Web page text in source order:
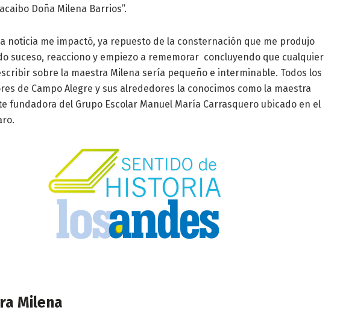
Doña Milena Barrios”.
noticia me impactó, ya repuesto de la consternación que me produjo
suceso, reacciono y empiezo a rememorar concluyendo que cualquier
sobre la maestra Milena sería pequeño e interminable. Todos los
de Campo Alegre y sus alrededores la conocimos como la maestra
fundadora del Grupo Escolar Manuel María Carrasquero ubicado en el
Milena